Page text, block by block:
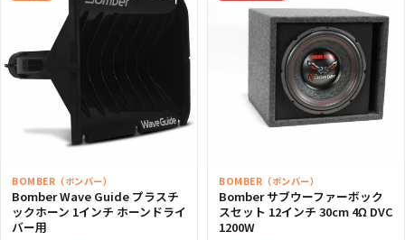
BOMBER（ボンバー）
Bomber Wave Guide プラスチ
ックホーン 1インチ ホーンドライ
バー用
BOMBER（ボンバー）
Bomber サブウーファーボック
スセット 12インチ 30cm 4Ω DVC
1200W